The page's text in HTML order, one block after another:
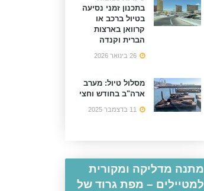
בתכנון זמני נסיעה
בטיול ברכב או
קרוואן בארצות
הברית וקנדה
26 בינואר 2026
מסלול טיול: מערב
ארה"ב בחודש וחצי
מתנה מדליקה ומקורית
למטיילים – מפת גרוד של